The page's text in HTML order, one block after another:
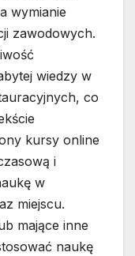
wymianie
zawodowych.
wiedzy w
co
kursy online
i
w
miejscu.
mające inne
naukę